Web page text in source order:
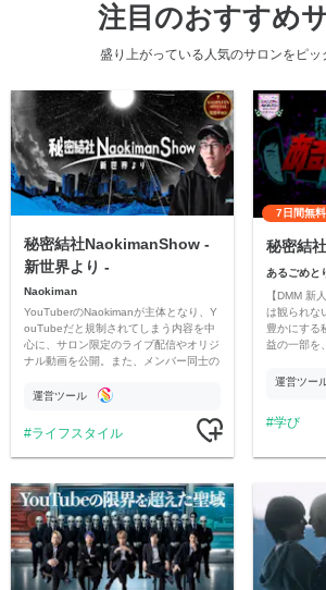
注目のおすすめ
盛り上がっている人気のサロンをピッ
秘密結社NaokimanShow -
新世界より -
Naokiman
YouTuberのNaokimanが主体となり、Y
ouTubeだと規制されてしまう内容を中
心に、サロン限定のライブ配信やオリジ
ナル動画を公開。また、メンバー同士の
ただいています。
運営ツール
ライフスタイル
7日間無料
秘密結
あるごめと
【DMM 新
は観られな
豊かにする
益の一部を
す運営ツー
学び